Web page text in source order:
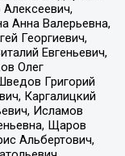
Анна Валерьевна,
Георгиевич,
Евгеньевич,
Олег
Григорий
Каргалицкий
Исламов
Щаров
Альбертович,